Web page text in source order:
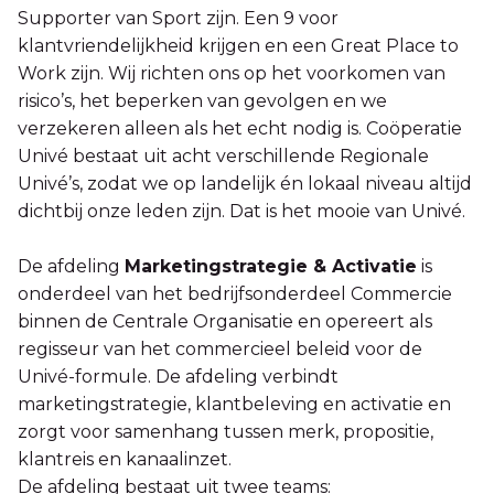
Supporter van Sport zijn. Een 9 voor
klantvriendelijkheid krijgen en een Great Place to
Work zijn. Wij richten ons op het voorkomen van
risico’s, het beperken van gevolgen en we
verzekeren alleen als het echt nodig is. Coöperatie
Univé bestaat uit acht verschillende Regionale
Univé’s, zodat we op landelijk én lokaal niveau altijd
dichtbij onze leden zijn. Dat is het mooie van Univé.
De afdeling Marketingstrategie & Activatie is
onderdeel van het bedrijfsonderdeel Commercie
binnen de Centrale Organisatie en opereert als
regisseur van het commercieel beleid voor de
Univé-formule. De afdeling verbindt
marketingstrategie, klantbeleving en activatie en
zorgt voor samenhang tussen merk, propositie,
klantreis en kanaalinzet.
De afdeling bestaat uit twee teams: